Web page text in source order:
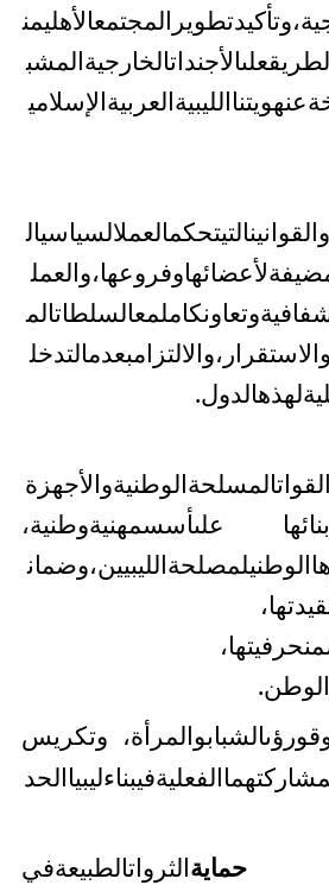
وتأكيدتطوير المجتمعالأهليمن
علىالأجنداتالخارجيةالمشب
عنهويتناالليبيةالعربيةالإسلامي
والقوانينالتيتحكمالعملالسياسيال
لأعضائهاوفروعها،والعمل
وتعاونكاملمعالسلطاتالم
والالتزامبعدمالتدخل
لهذهالدول.
القواتالمسلحةالوطنيةوالأجهزة
علىأسسمهنيةوطنية،
الوطنيلمصلحةالليبيين،وضمان
،
حرفيتها،
.
ورؤىالشبابوالمرأة، وتكريس
الفعليةفيبناءليبياالحد
حمايةالثرواتالطبيعةفي